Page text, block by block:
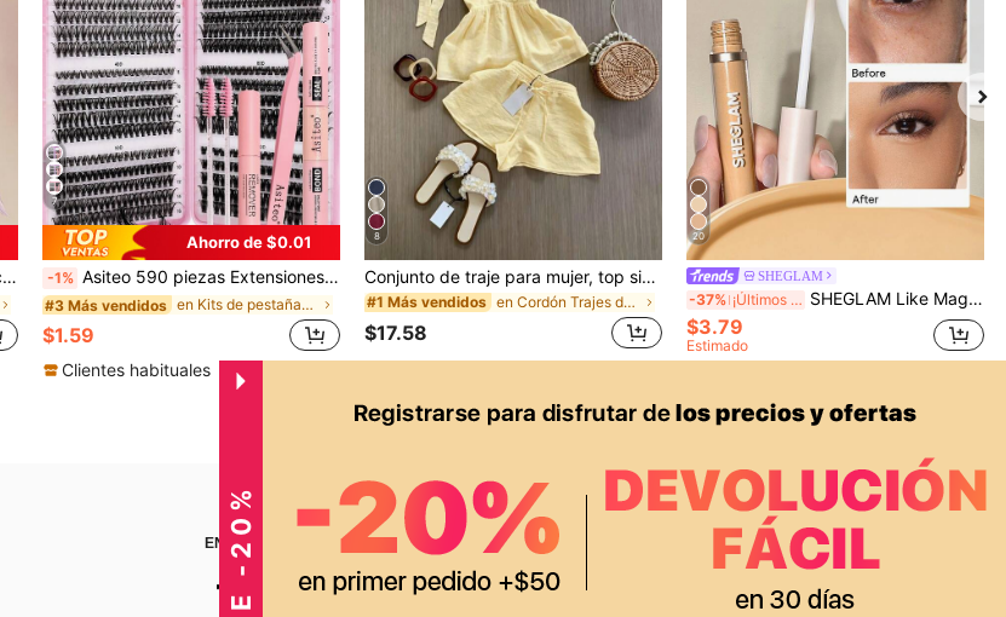
7
Ahorro de $0.01
-1% Asiteo 590 piezas Extensiones de pestañas de mink falso estilo D-Curl, Set de pestañas individuales DIY de alta capacidad 30D+40D+50D+60D+80D+100D, incluye herramientas de maquillaje, pegamento, removedor, rizador de pestañas y cepillo, apto para uso doméstico
#3 Más vendidos en Kits de pestañas postizas y adhesivos
$1.59
Clientes habituales
8
Conjunto de traje para mujer, top sin mangas con diseño elegante de lazo y pantalones cortos. Y conjunto elegante de ropa de oficina, camisola y pantalones cortos. Verano, de la oficina al fin de semana, conjuntos de dos piezas
#1 Más vendidos en Cordón Trajes de dos piezas para mujer
$17.58
20
SHEGLAM
-37% ¡Últimos 3 días SHEGLAM Like Magic Corrector De Alta Cobertura 12H-Sand Marca De Belleza CosméTica Maquillaje Para Mujeres Y NiñAs
$3.79
Estimado
ENCUÉNTRANOS EN APP